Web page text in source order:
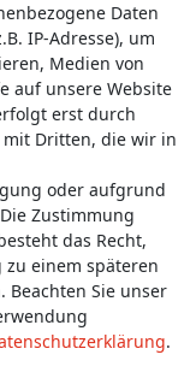
Daten
IP-Adresse), um
Medien von
auf unsere Website
erst durch
mit Dritten, die wir in
oder aufgrund
Zustimmung
das Recht,
einem späteren
Sie unser
.